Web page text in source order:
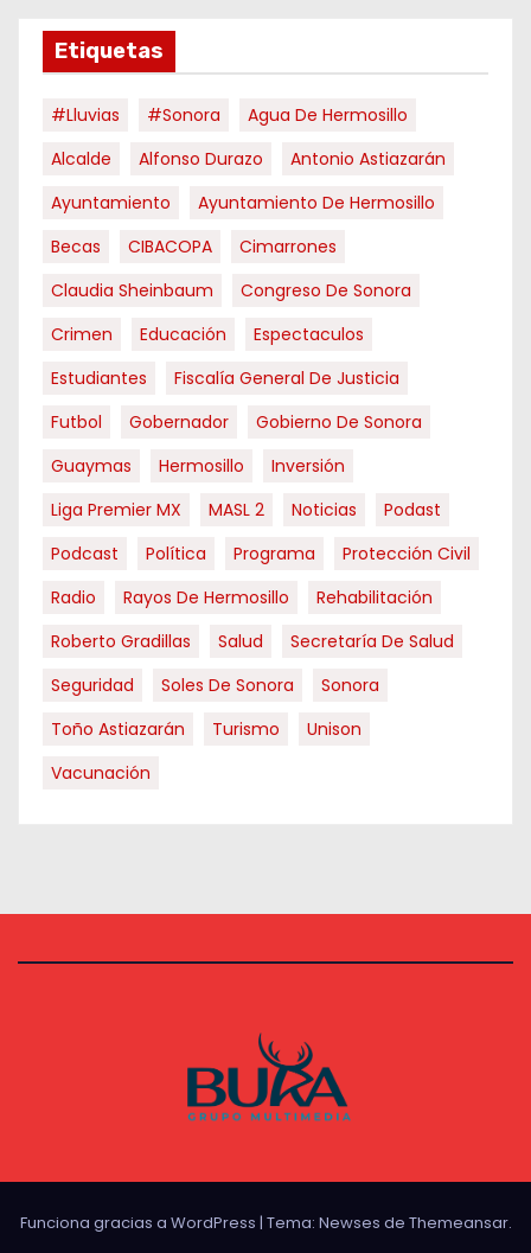
Etiquetas
#Lluvias #Sonora
Agua De Hermosillo
Alcalde
Alfonso Durazo
Antonio Astiazarán
Ayuntamiento
Ayuntamiento De Hermosillo
Becas
CIBACOPA
Cimarrones
Claudia Sheinbaum
Congreso De Sonora
Crimen
Educación
Espectaculos
Estudiantes
Fiscalía General De Justicia
Futbol
Gobernador
Gobierno De Sonora
Guaymas
Hermosillo
Inversión
Liga Premier MX
MASL 2 Noticias
Podast
Podcast
Política Programa
Protección Civil
Radio
Rayos De Hermosillo
Rehabilitación
Roberto Gradillas
Salud
Secretaría De Salud
Seguridad
Soles De Sonora
Sonora
Toño Astiazarán
Turismo
Unison
Vacunación
Funciona gracias a WordPress | Tema: Newses de Themeansar.